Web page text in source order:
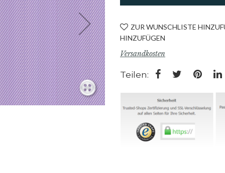
ZUR WUNSCHLISTE
HINZUFÜGEN
Versandkosten
Teilen: